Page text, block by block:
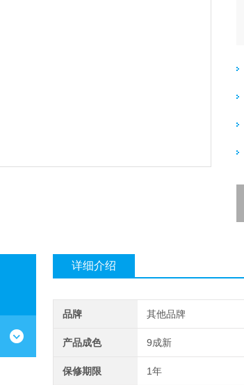
详细介绍
品牌 其他品牌
产品成色 9成新
保修期限 1年